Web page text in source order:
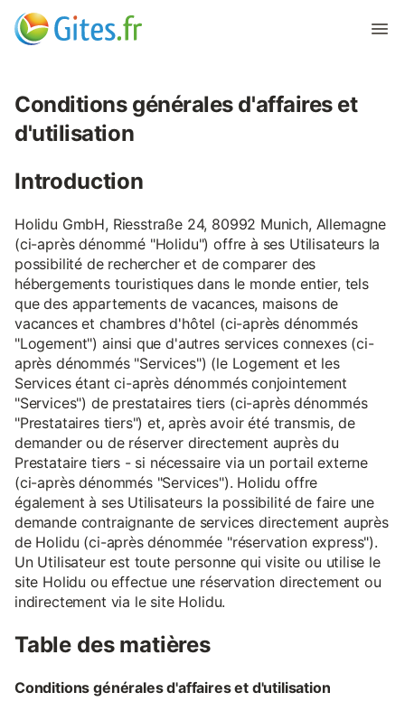
Conditions générales d'affaires et
d'utilisation
Introduction
Holidu GmbH, Riesstraße 24, 80992 Munich, Allemagne
(ci-après dénommé "Holidu") offre à ses Utilisateurs la
possibilité de rechercher et de comparer des
hébergements touristiques dans le monde entier, tels
que des appartements de vacances, maisons de
vacances et chambres d'hôtel (ci-après dénommés
"Logement") ainsi que d'autres services connexes (ci-
après dénommés "Services") (le Logement et les
Services étant ci-après dénommés conjointement
"Services") de prestataires tiers (ci-après dénommés
"Prestataires tiers") et, après avoir été transmis, de
demander ou de réserver directement auprès du
Prestataire tiers - si nécessaire via un portail externe
(ci-après dénommés "Services"). Holidu offre
également à ses Utilisateurs la possibilité de faire une
demande contraignante de services directement auprès
de Holidu (ci-après dénommée "réservation express").
Un Utilisateur est toute personne qui visite ou utilise le
site Holidu ou effectue une réservation directement ou
indirectement via le site Holidu.
Table des matières
Conditions générales d'affaires et d'utilisation